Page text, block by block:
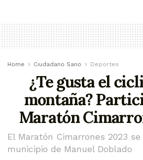
Home Ciudadano Sano Deportes
¿Te gusta el
montaña?
Maratón
El Maratón Cimarrones 2023
municipio de Manuel Doblado